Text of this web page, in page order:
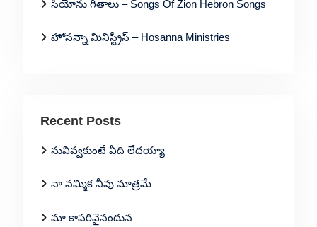
సీయోను గీతాలు – Songs Of Zion Hebron Songs
హోసన్నా మినిస్ట్రీస్ – Hosanna Ministries
Recent Posts
నువివ్వకుంటే ఏది లేదయ్యా
నా నమ్మిక నీవు మాత్రమే
మా కాపరివైనందున